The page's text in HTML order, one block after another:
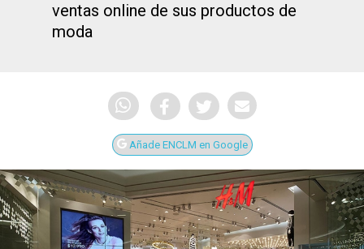
ventas online de sus productos de
moda
Añade ENCLM en Google